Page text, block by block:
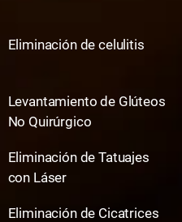
Eliminación de celulitis
Levantamiento de Glúteos
No Quirúrgico
Eliminación de Tatuajes
con Láser
Eliminación de Cicatrices